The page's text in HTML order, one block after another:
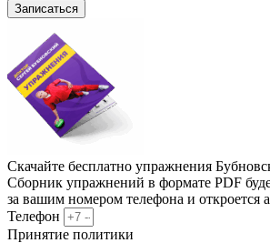
Записаться
Скачайте бесплатно упражнения
Сборник упражнений в формате PDF
за вашим номером телефона и откроется
Телефон
Принятие политики